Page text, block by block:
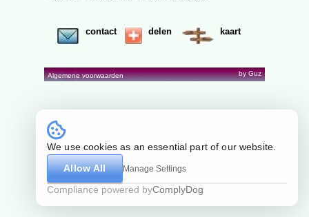
contact delen kaart
Algemene voorwaarden by Guz
We use cookies as an essential part of our website.
Allow All
Manage Settings
Compliance powered byComplyDog